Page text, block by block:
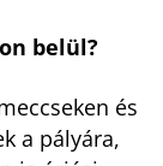
belül?
és
a pályára,